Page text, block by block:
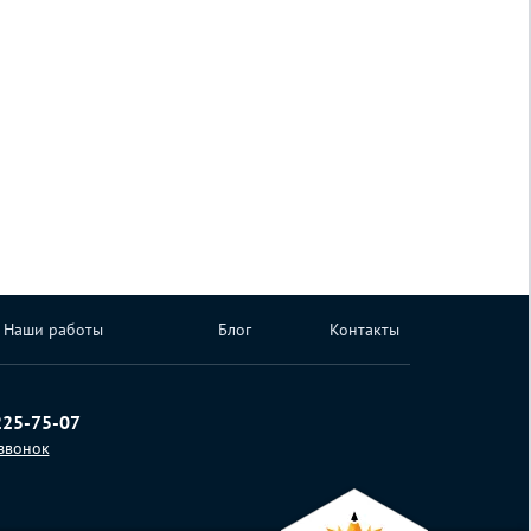
Наши работы Блог Контакты
75-07